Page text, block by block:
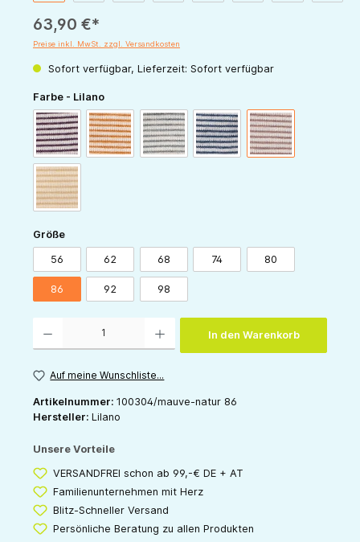
63,90 €*
Preise inkl. MwSt. zzgl. Versandkosten
Sofort verfügbar, Lieferzeit: Sofort verfügbar
Farbe - Lilanoauswählen
beere-naturcurry-naturhellgrau-naturmarine-naturmauve-natur
sand-natur
Größeauswählen
56 62 68 74 80
86 92 98
In den Warenkorb
Auf meine Wunschliste...
Artikelnummer: 100304/mauve-natur 86
Hersteller: Lilano
Unsere Vorteile
VERSANDFREI schon ab 99,-€ DE + AT
Familienunternehmen mit Herz
Blitz-Schneller Versand
Persönliche Beratung zu allen Produkten